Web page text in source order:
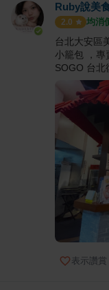
Ruby說美
2.0 均消
台北大安區
小籠包 ，專
SOGO 台北
表示讚賞